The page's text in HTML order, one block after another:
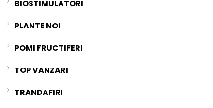
BIOSTIMULATORI
PLANTE NOI
POMI FRUCTIFERI
TOP VANZARI
TRANDAFIRI